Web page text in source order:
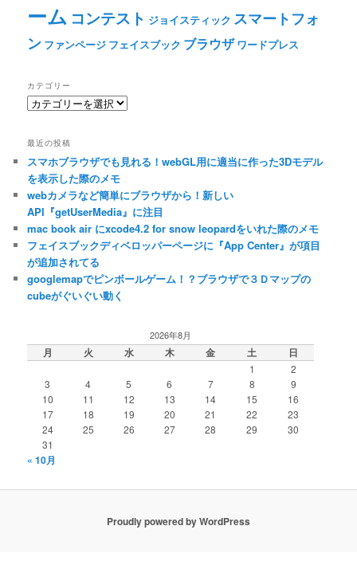
ーム コンテスト ジョイスティック スマートフォ
ン ファンページ フェイスブック ブラウザ ワードプレス
カテゴリー
カ
リ
ー
最近の投稿
スマホブラウザでも見れる！webGL用に適当に作った3Dモデル
を表示した際のメモ
webカメラなど簡単にブラウザから！新しい
API『getUserMedia』に注目
mac book air にxcode4.2 for snow leopardをいれた際のメモ
フェイスブックディベロッパーページに『App Center』が項目
が追加されてる
googlemapでピンボールゲーム！？ブラウザで３Ｄマップの
cubeがぐいぐい動く
2026年8月
月 火 水 木 金 土 日
1
2
3
4 5 6 7 8
9
10
11 12 13 14 15
16
17
18 19 20 21 22
23
24
25 26 27 28 29
30
31
« 10月
Proudly powered by WordPress